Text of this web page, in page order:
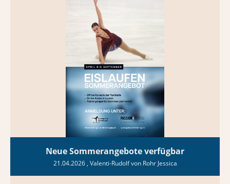
Neue Sommerangebote verfügbar
21.04.2026, Valenti-Rudolf von Rohr Jessica